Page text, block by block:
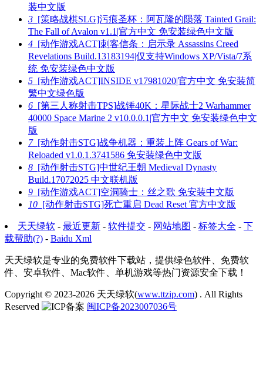
装中文版
3 [策略战棋SLG]污痕圣杯：阿瓦隆的陨落 Tainted Grail:
The Fall of Avalon v1.1|官方中文 免安装绿色中文版
4 [动作游戏ACT]刺客信条：启示录 Assassins Creed
Revelations Build.13183194|仅支持Windows XP/Vista/7系
统 免安装绿色中文版
5 [动作游戏ACT]INSIDE v17981020|官方中文 免安装简
繁中文绿色版
6 [第三人称射击TPS]战锤40K：星际战士2 Warhammer
40000 Space Marine 2 v10.0.0.1|官方中文 免安装绿色中文
版
7[动作射击STG]战争机器：重装上阵 Gears of War:
Reloaded v1.0.1.3741586 免安装绿色中文版
8 [动作射击STG]中世纪王朝 Medieval Dynasty
Build.17072025 中文联机版
9 [动作游戏ACT]空洞骑士：丝之歌 免安装中文版
10 [动作射击STG]死亡重启 Dead Reset 官方中文版
天天绿软 - 最近更新 - 软件提交 - 网站地图 - 标签大全 - 下
载帮助(?) - Baidu Xml
天天绿软是专业的免费软件下载站，提供绿色软件、免费软
件、安卓软件、Mac软件、单机游戏等热门资源安全下载！
Copyright © 2023-2026 天天绿软(www.ttzip.com) . All Rights
Reserved
闽ICP备2023007036号